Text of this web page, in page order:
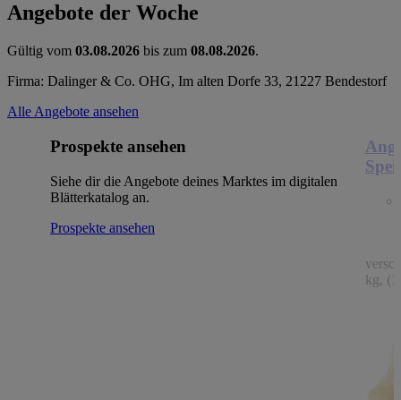
Angebote der Woche
Gültig vom 03.08.2026 bis zum 08.08.2026.
Firma: Dalinger & Co. OHG, Im alten Dorfe 33, 21227 Bendestorf
Alle Angebote ansehen
Prospekte ansehen
Siehe dir die Angebote deines Marktes im digitalen
Blätterkatalog an.
Prospekte ansehen
kg,